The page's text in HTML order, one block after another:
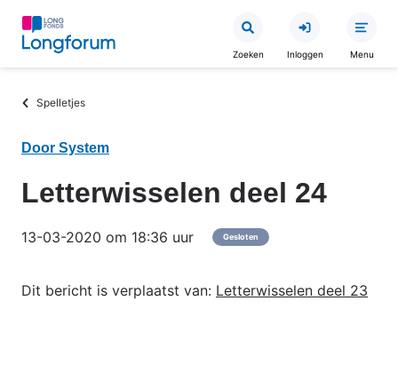
Overslaan
inhoud
Zoeken Inloggen Menu
Kruimelpad
Spelletjes
Door System
Letterwisselen deel 24
13-03-2020 om 18:36 uur Gesloten
Dit bericht is verplaatst van: Letterwisselen deel 23